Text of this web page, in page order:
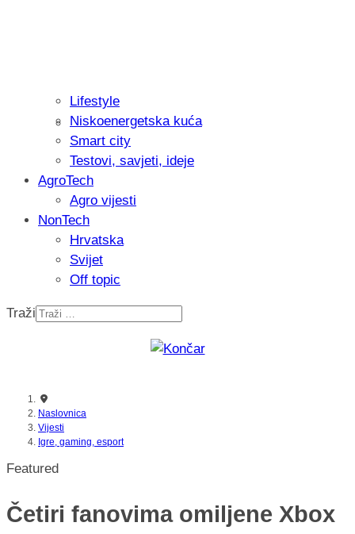
Isprobali smo: Thermostar
Recenzija: Einhell Professional CP-
Lifestyle
Niskoenergetska kuća
Smart city
Testovi, savjeti, ideje
AgroTech
Agro vijesti
NonTech
Hrvatska
Svijet
Off topic
Traži
Naslovnica
Vijesti
Igre, gaming, esport
Featured
Četiri fanovima omiljene Xbox